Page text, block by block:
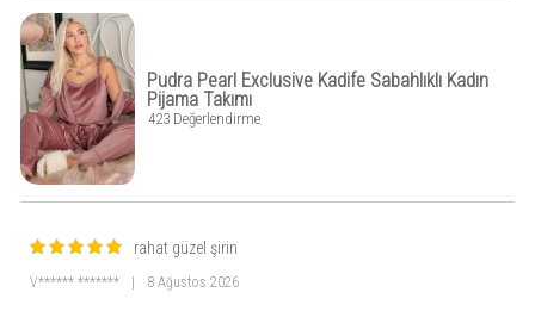
Pudra Pearl Exclusive Kadife Sabahlıklı Kadın
Pijama Takımı
423 Değerlendirme
rahat güzel şirin
V****** ******* 8 Ağustos 2026